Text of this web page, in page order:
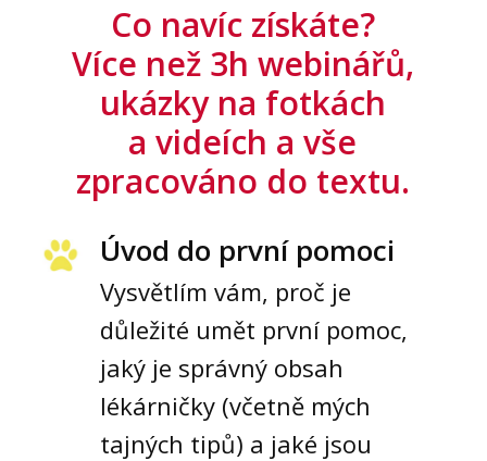
Co navíc získáte?
Více než 3h webinářů,
ukázky na fotkách
a videích a vše
zpracováno do textu.
Úvod do první pomoci
Vysvětlím vám, proč je
důležité umět první pomoc,
jaký je správný obsah
lékárničky (včetně mých
tajných tipů) a jaké jsou